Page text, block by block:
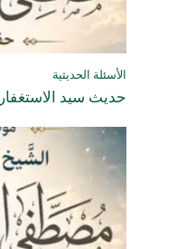
الأسئلة الحديثية
حديث سيد الاستغفار